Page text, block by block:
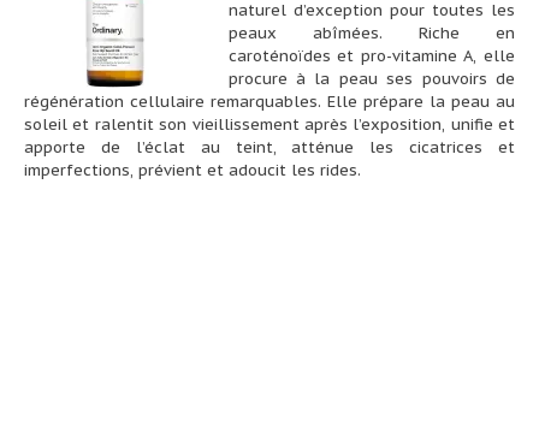
naturel d’exception pour toutes les
peaux abîmées. Riche en
caroténoïdes et pro-vitamine A, elle
procure à la peau ses pouvoirs de
régénération cellulaire remarquables. Elle prépare la peau au
soleil et ralentit son vieillissement après l’exposition, unifie et
apporte de l’éclat au teint, atténue les cicatrices et
imperfections, prévient et adoucit les rides.